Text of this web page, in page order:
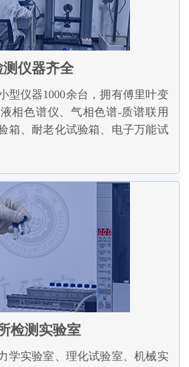
测仪器齐全
型仪器1000余台，拥有傅里叶变
相色谱仪、气相色谱-质谱联用
箱、耐老化试验箱、电子万能试
检测实验室
学实验室、理化试验室、机械实